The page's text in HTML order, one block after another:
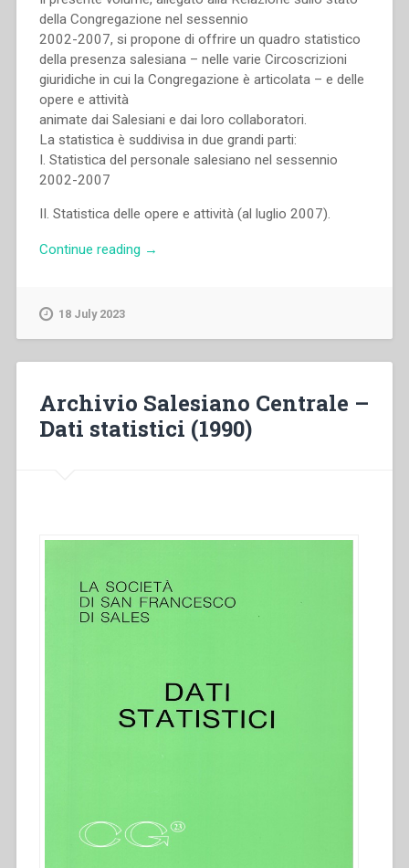
della Congregazione nel sessennio
2002-2007, si propone di offrire un quadro statistico
della presenza salesiana – nelle varie Circoscrizioni
giuridiche in cui la Congregazione è articolata – e delle
opere e attività
animate dai Salesiani e dai loro collaboratori.
La statistica è suddivisa in due grandi parti:
I. Statistica del personale salesiano nel sessennio
2002-2007
II. Statistica delle opere e attività (al luglio 2007).
Continue reading “Archivio
→
18 July 2023
Archivio Salesiano Centrale –
Dati statistici (1990)